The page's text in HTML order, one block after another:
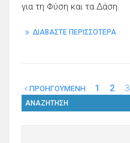
για τη Φύση και τα Δάση.
ΔΙΑΒΑΣΤΕ ΠΕΡΙΣΣΟΤΕΡΑ
ΠΡΟΗΓΟΥΜΕΝΗ 1 2 3
ΑΝΑΖΗΤΗΣΗ